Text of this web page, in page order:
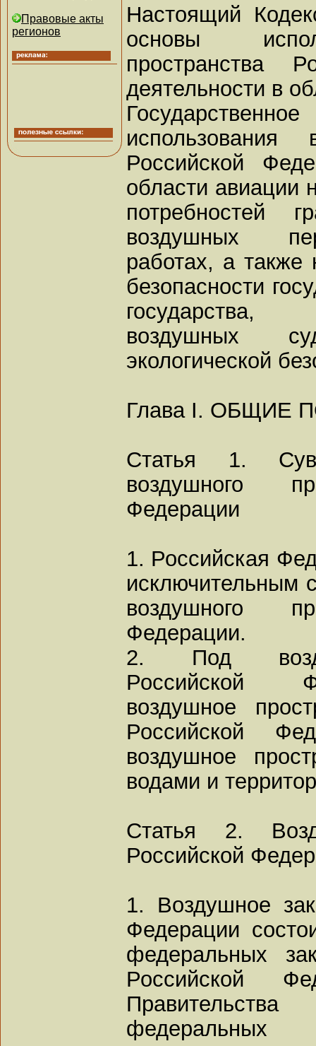
Правовые акты
регионов
Настоящий
основы
пространства
деятельности в
использования
Российской
области авиации
потребностей
воздушных
работах, а
безопасности
государства,
воздушных
экологической
Глава I. ОБЩИЕ
Статья 1.
воздушного
Федерации
1. Российская
исключительным
воздушного
Федерации.
2. Под
Российской
воздушное
Российской
воздушное
водами и
Статья 2.
Российской
1. Воздушное
Федерации
федеральных
Российской
федеральных